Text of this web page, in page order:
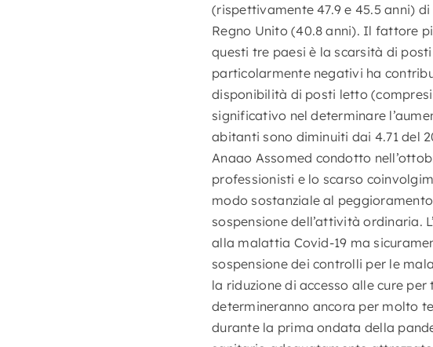
(rispettivamente 47.9 e 45.5 anni)
Regno Unito (40.8 anni). Il fattore
questi tre paesi è la scarsità di
particolarmente negativi ha
disponibilità di posti letto
significativo nel determinare
abitanti sono diminuiti dai 4.71 del
Anaao Assomed condotto
professionisti e lo scarso
modo sostanziale al
sospensione dell’attività
alla malattia Covid-19 ma
sospensione dei controlli per le
la riduzione di accesso alle cure
determineranno ancora per molto
durante la prima ondata della